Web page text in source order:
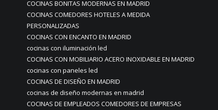
COCINAS BONITAS MODERNAS EN MADRID
COCINAS COMEDORES HOTELES A MEDIDA
PERSONALIZADAS
COCINAS CON ENCANTO EN MADRID
cocinas con iluminación led
COCINAS CON MOBILIARIO ACERO INOXIDABLE EN MADRID
cocinas con paneles led
COCINAS DE DISEÑO EN MADRID
cocinas de diseño modernas en madrid
COCINAS DE EMPLEADOS COMEDORES DE EMPRESAS